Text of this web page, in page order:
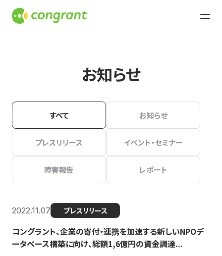
お知らせ
すべて お知らせ
プレスリリース イベント・セミナー
障害報告 レポート
2022.11.07 プレスリリース
コングラント、企業の寄付・連携を加速する新しいNPOデ
ータベース構築に向け、総額1,6億円の資金調達...